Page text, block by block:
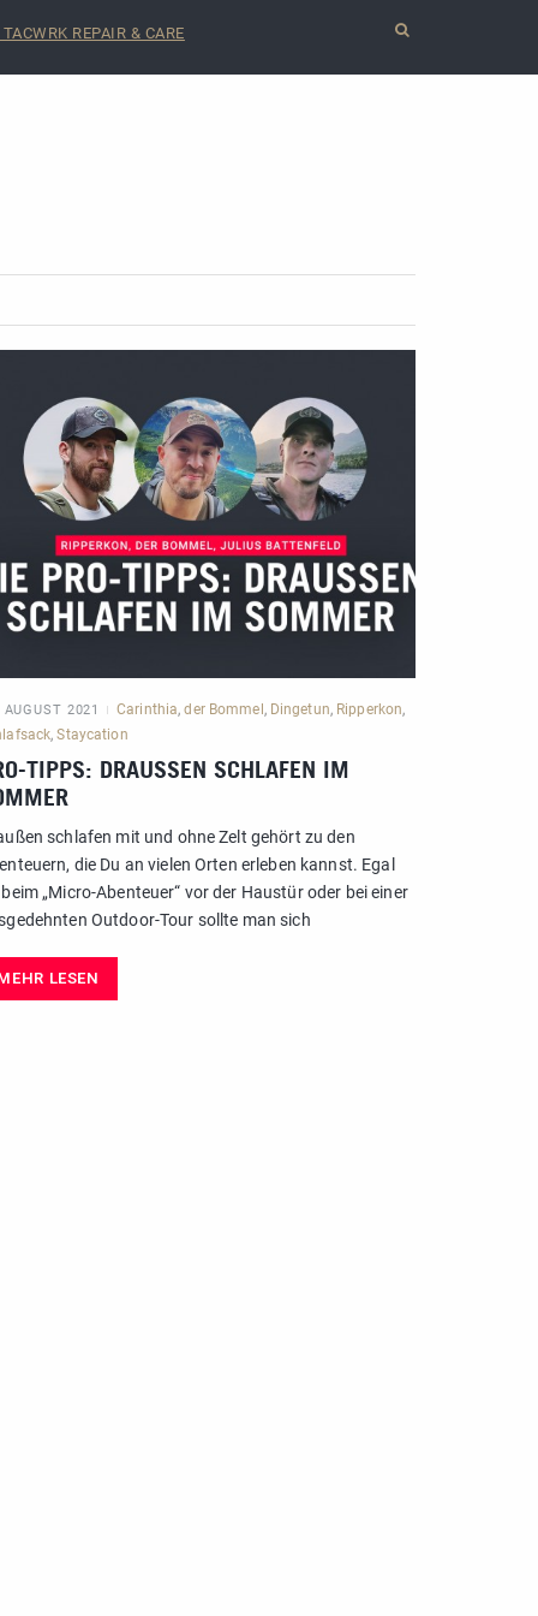
TACWRK REPAIR & CARE
AUGUST 2021 Carinthia,der Bommel, Dingetun, Ripperkon,
,Staycation
TIPPS: DRAUSSEN SCHLAFEN IM S
schlafen mit und ohne Zelt gehört zu den
die Du an vielen Orten erleben kannst. Egal
„Micro-Abenteuer“ vor der Haustür oder bei einer
Outdoor-Tour sollte man sich
LESEN